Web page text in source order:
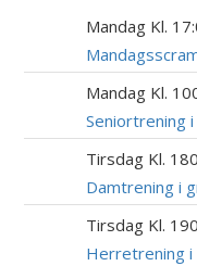
Mandag Kl.
Mandag Kl.
Seniortrening
Tirsdag Kl.
Damtrening i
Tirsdag Kl.
Herretrening i